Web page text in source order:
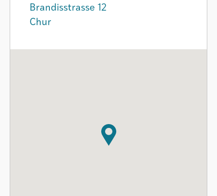
Brandisstrasse 12
Chur